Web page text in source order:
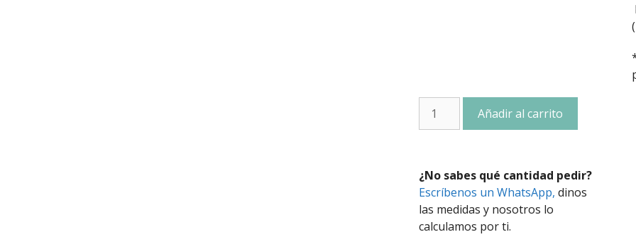
Añadir al carrito
¿No sabes qué cantidad pedir?
Escríbenos un WhatsApp, dinos
las medidas y nosotros lo
calculamos por ti.